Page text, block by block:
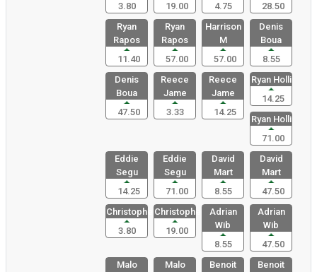
3.80
19.00
4.75
28.50
Ryan
Rapos
11.40
Ryan
Rapos
57.00
Harrison
M
57.00
Denis
Boua
8.55
Denis
Boua
47.50
Reece
Jame
3.33
Reece
Jame
14.25
Ryan Holli
14.25
Ryan Holli
71.00
Eddie
Segu
14.25
Eddie
Segu
71.00
David
Mart
8.55
David
Mart
47.50
Christophe
3.80
Christophe
19.00
Adrian
Wib
8.55
Adrian
Wib
47.50
Malo
Malo
Benoit
Benoit